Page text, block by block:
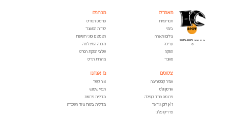
אי סי ספוט 2015-2025
©
מאמרים
תסריטאות
בימוי
צילום ותאורה
עריכה
הפקה
סאונד
מבחנים
פורמט תסריט
יסודות הסאונד
הצמצם וסוגי חשיפות
מבנה המצלמה
שלבי הפקת הסרט
מהירות תריס
ציטוטים
אמיר קוסטוריצה
אורסון וולס
פרנסיס פורד קופולה
ז'אן לוק גודאר
פדריקו פליני
מי אנחנו
צור קשר
תנאי שימוש
מדיניות פרטיות
מדיניות ביטוח ציוד השכרה